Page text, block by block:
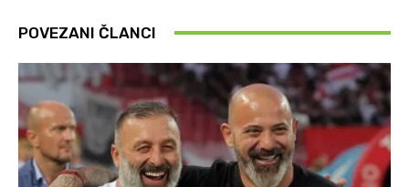
POVEZANI ČLANCI